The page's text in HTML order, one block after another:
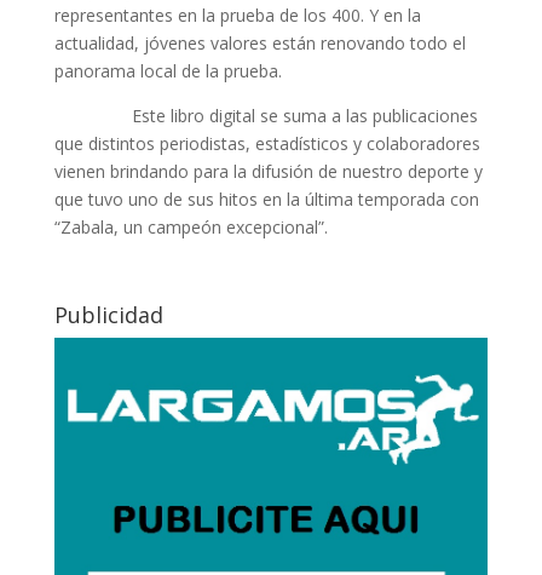
representantes en la prueba de los 400. Y en la
actualidad, jóvenes valores están renovando todo el
panorama local de la prueba.
Este libro digital se suma a las publicaciones
que distintos periodistas, estadísticos y colaboradores
vienen brindando para la difusión de nuestro deporte y
que tuvo uno de sus hitos en la última temporada con
“Zabala, un campeón excepcional”.
Publicidad